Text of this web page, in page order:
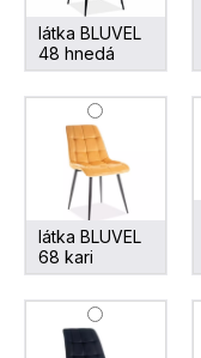
látka BLUVEL
48 hnedá
látka BLUVEL
68 kari